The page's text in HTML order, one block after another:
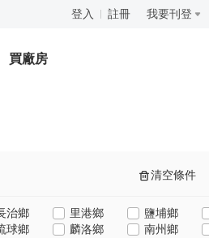
登入 註冊 我要刊登
買廠房
清空條件
治鄉 里港鄉 鹽埔鄉
球鄉 麟洛鄉 南州鄉